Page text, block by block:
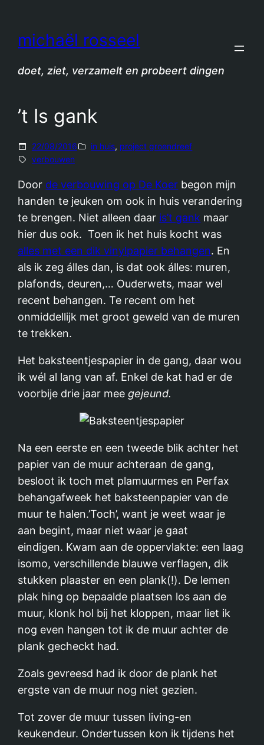
michaël rosseel
doet, ziet, verzamelt en probeert dingen
’t Is gank
22/08/2016 in huis, project groendreef
verbouwen
Door de verbouwing op De Koer begon mijn
handen te jeuken om ook in huis verandering
te brengen. Niet alleen daar is’t gank maar
hier dus ook. Toen ik het huis kocht was
alles met een dik vinylpapier behangen. En
als ik zeg álles dan, is dat ook álles: muren,
plafonds, deuren,… Ouderwets, maar wel
recent behangen. Te recent om het
onmiddellijk met groot geweld van de muren
te trekken.
Het baksteentjespapier in de gang, daar wou
ik wél al lang van af. Enkel de kat had er de
voorbije drie jaar mee gejeund.
Na een eerste en een tweede blik achter het
papier van de muur achteraan de gang,
besloot ik toch met plamuurmes en Perfax
behangafweek het baksteenpapier van de
muur te halen.’Toch’, want je weet waar je
aan begint, maar niet waar je gaat
eindigen. Kwam aan de oppervlakte: een laag
isomo, verschillende blauwe verflagen, dik
stukken plaaster en een plank(!). De lemen
plak hing op bepaalde plaatsen los aan de
muur, klonk hol bij het kloppen, maar liet ik
nog even hangen tot ik de muur achter de
plank gecheckt had.
Zoals gevreesd had ik door de plank het
ergste van de muur nog niet gezien.
Tot zover de muur tussen living-en
keukendeur. Ondertussen kon ik tijdens het